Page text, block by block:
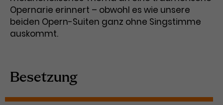
Opernarie erinnert – obwohl es wie unsere
beiden Opern-Suiten ganz ohne Singstimme
auskommt.
Besetzung